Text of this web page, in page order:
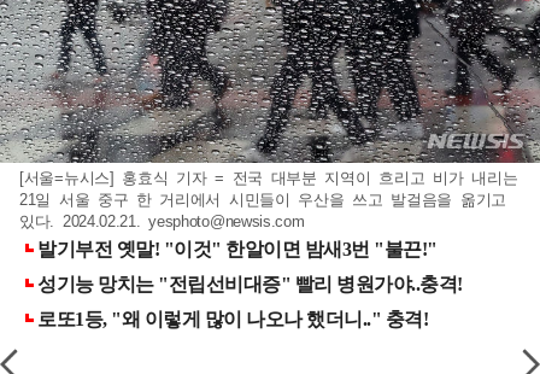
[서울=뉴시스] 홍효식 기자 = 전국 대부분 지역이 흐리고 비가 내리는
21일 서울 중구 한 거리에서 시민들이 우산을 쓰고 발걸음을 옮기고
있다. 2024.02.21.yesphoto@newsis.com